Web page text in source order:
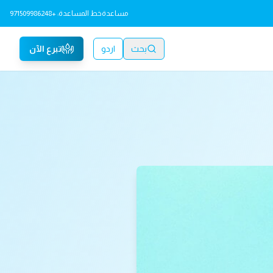
مساعدةخط المساعدة: +971509986248
بحث اردو تبرع الآن